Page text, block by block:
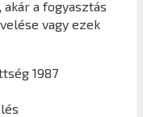
a fogyasztás
vagy ezek
1987